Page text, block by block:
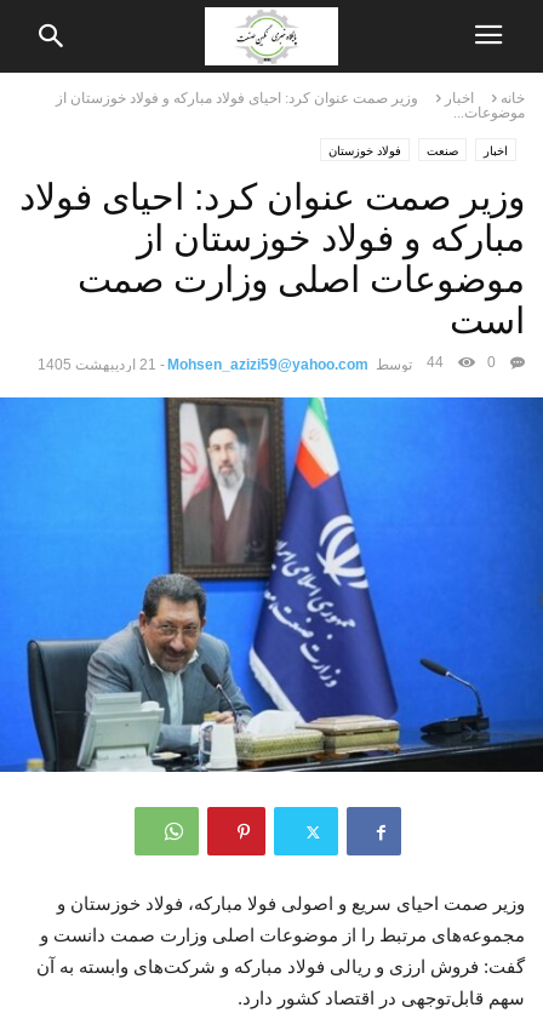
خانه اخبار
وزیر صمت عنوان کرد: احیای فولاد مبارکه و فولاد خوزستان از
موضوعات...
اخبار صنعت فولاد خوزستان
وزیر صمت عنوان کرد: احیای فولاد
مبارکه و فولاد خوزستان از
موضوعات اصلی وزارت صمت
است
توسط Mohsen_azizi59@yahoo.com
- 21 اردیبهشت 1405 0
44
وزیر صمت احیای سریع و اصولی فولا مبارکه، فولاد خوزستان و
مجموعه‌های مرتبط را از موضوعات اصلی وزارت صمت دانست و
گفت: فروش ارزی و ریالی فولاد مبارکه و شرکت‌های وابسته به آن
سهم قابل‌توجهی در اقتصاد کشور دارد.